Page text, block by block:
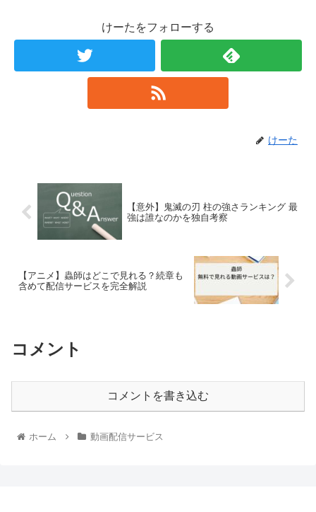
けーたをフォローする
けーた
【意外】鬼滅の刃 柱の強さランキング 最
強は誰なのかを独自考察
【アニメ】蟲師はどこで見れる？続章も
含めて配信サービスを完全解説
コメント
コメントを書き込む
ホーム 動画配信サービス